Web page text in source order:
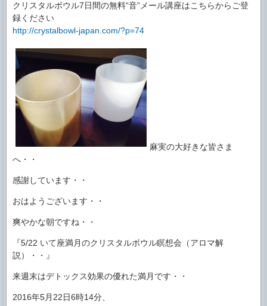
クリスタルボウル7日間の無料“音”メール講座はこちらからご登
録ください
http://crystalbowl-japan.com/?p=74
麻実の大好きな皆さま
へ・・
感謝しています・・
おはようございます・・
爽やかな朝ですね・・
『5/22 いて座満月のクリスタルボウル瞑想会（アロマ解
説）・・』
来週末はデトックス効果の優れた満月です・・
2016年5月22日6時14分、